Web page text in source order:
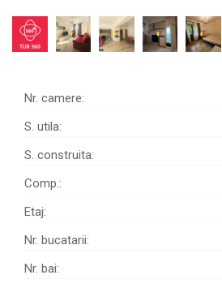
Nr. camere:
S. utila:
S. construita:
Comp.:
Etaj:
Nr. bucatarii:
Nr. bai: